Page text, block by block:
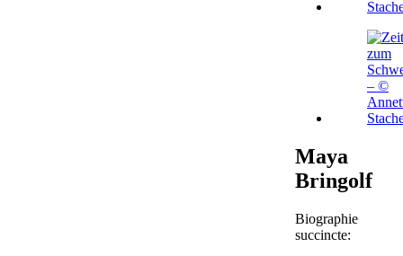
Maya
Bringolf
Biographie
succincte: